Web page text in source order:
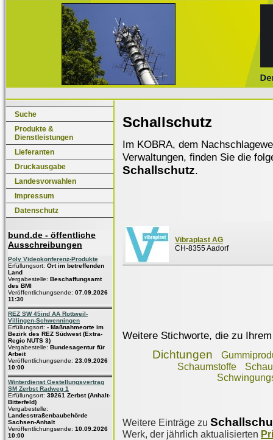
Suche
Produkte &
Dienstleistungen
Lieferanten
Druckausgabe
Landesvorwahlen
Impressum
Datenschutz
bund.de - öffentliche
Ausschreibungen
Poly Videokonferenz-Produkte
Erfüllungsort: Ort im betreffenden
Land
Vergabestelle: Beschaffungsamt
des BMI
Veröffentlichungsende: 07.09.2026
11:30
REZ SW 45ind AA Rottweil-
Villingen-Schwenningen
Erfüllungsort: - Maßnahmeorte im
Bezirk des REZ Südwest (Extra-
Regio NUTS 3)
Vergabestelle: Bundesagentur für
Arbeit
Veröffentlichungsende: 23.09.2026
10:00
Winterdienst Gestellungsvertrag
SM Zerbst Radweg 1
Erfüllungsort: 39261 Zerbst (Anhalt-
Bitterfeld)
Vergabestelle:
Landesstraßenbaubehörde
Sachsen-Anhalt
Veröffentlichungsende: 10.09.2026
10:00
Schallschutz
Im KOBRA, dem
Verwaltungen, finden Sie die
Schallschutz.
Vibraplast AG
CH-8355 Aadorf
Weitere Stichworte, die zu
Dichtungen
Schaumstoffe
Weitere Einträge zu
Werk, der jährlich aktualisierten